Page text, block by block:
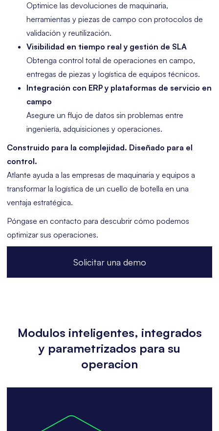
Optimice las devoluciones de maquinaria,
herramientas y piezas de campo con protocolos de
validación y reutilización.
Visibilidad en tiempo real y gestión de SLA
Obtenga control total de operaciones en campo,
entregas de piezas y logística de equipos técnicos.
Integración con ERP y plataformas de servicio en
campo
Asegure un flujo de datos sin problemas entre
ingeniería, adquisiciones y operaciones.
Construido para la complejidad. Diseñado para el
control.
Atlante ayuda a las empresas de maquinaria y equipos a
transformar la logística de un cuello de botella en una
ventaja estratégica.
Póngase en contacto para descubrir cómo podemos
optimizar sus operaciones.
Solicitar una demo
Modulos inteligentes, integrados
y parametrizados para su
operacion